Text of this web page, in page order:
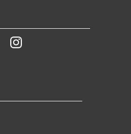
YoutubeInstagram